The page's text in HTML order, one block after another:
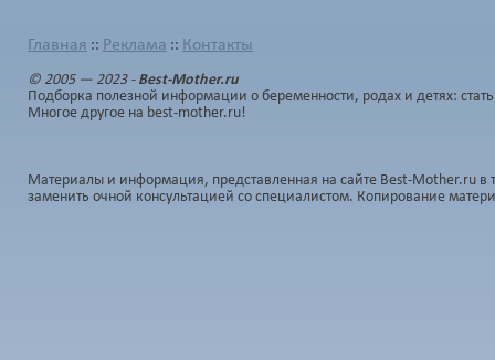
Главная :: Реклама :: Контакты
© 2005 — 2023 - Best-Mother.ru
Подборка полезной информации о беременности, родах и детях:
Многое другое на best-mother.ru!
Материалы и информация, представленная на сайте Best-Mother.ru
заменить очной консультацией со специалистом. Копирование